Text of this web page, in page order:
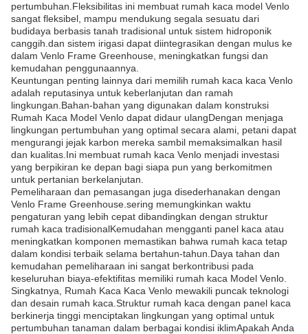
pertumbuhan.Fleksibilitas ini membuat rumah kaca model Venlo
sangat fleksibel, mampu mendukung segala sesuatu dari
budidaya berbasis tanah tradisional untuk sistem hidroponik
canggih.dan sistem irigasi dapat diintegrasikan dengan mulus ke
dalam Venlo Frame Greenhouse, meningkatkan fungsi dan
kemudahan penggunaannya.
Keuntungan penting lainnya dari memilih rumah kaca kaca Venlo
adalah reputasinya untuk keberlanjutan dan ramah
lingkungan.Bahan-bahan yang digunakan dalam konstruksi
Rumah Kaca Model Venlo dapat didaur ulangDengan menjaga
lingkungan pertumbuhan yang optimal secara alami, petani dapat
mengurangi jejak karbon mereka sambil memaksimalkan hasil
dan kualitas.Ini membuat rumah kaca Venlo menjadi investasi
yang berpikiran ke depan bagi siapa pun yang berkomitmen
untuk pertanian berkelanjutan.
Pemeliharaan dan pemasangan juga disederhanakan dengan
Venlo Frame Greenhouse.sering memungkinkan waktu
pengaturan yang lebih cepat dibandingkan dengan struktur
rumah kaca tradisionalKemudahan mengganti panel kaca atau
meningkatkan komponen memastikan bahwa rumah kaca tetap
dalam kondisi terbaik selama bertahun-tahun.Daya tahan dan
kemudahan pemeliharaan ini sangat berkontribusi pada
keseluruhan biaya-efektifitas memiliki rumah kaca Model Venlo.
Singkatnya, Rumah Kaca Kaca Venlo mewakili puncak teknologi
dan desain rumah kaca.Struktur rumah kaca dengan panel kaca
berkinerja tinggi menciptakan lingkungan yang optimal untuk
pertumbuhan tanaman dalam berbagai kondisi iklimApakah Anda